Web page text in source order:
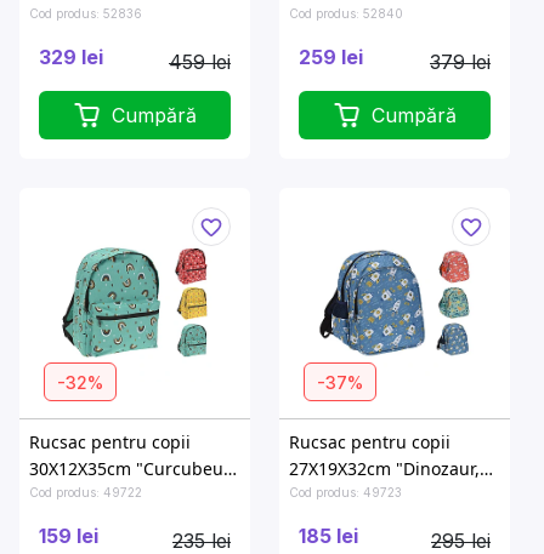
31.5X27.5X4cm
Cod produs: 52836
329 lei 459 lei
Cumpără
29X22X9cm
Cod produs: 52840
259 lei 379 lei
Cumpără
-32%
Rucsac pentru copii
30X12X35cm "Curcubeu,
stea, inghetata",
poliester, 3culori
Cod produs: 49722
159 lei 235 lei
-37%
Rucsac pentru copii
27X19X32cm "Dinozaur,
unicorn, cosmos",
poliester
Cod produs: 49723
185 lei 295 lei